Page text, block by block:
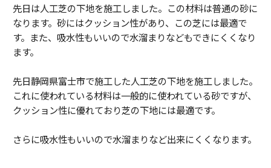
先日は人工芝の下地を施工しました。この材料は普通の砂に
なります。砂にはクッション性があり、この芝には最適で
す。また、吸水性もいいので水溜まりなどもできにくくなり
ます。
先日静岡県富士市で施工した人工芝の下地を施工しました。
これに使われている材料は一般的に使われている砂ですが、
クッション性に優れており芝の下地には最適です。
さらに吸水性もいいので水溜まりなど出来にくくなります。